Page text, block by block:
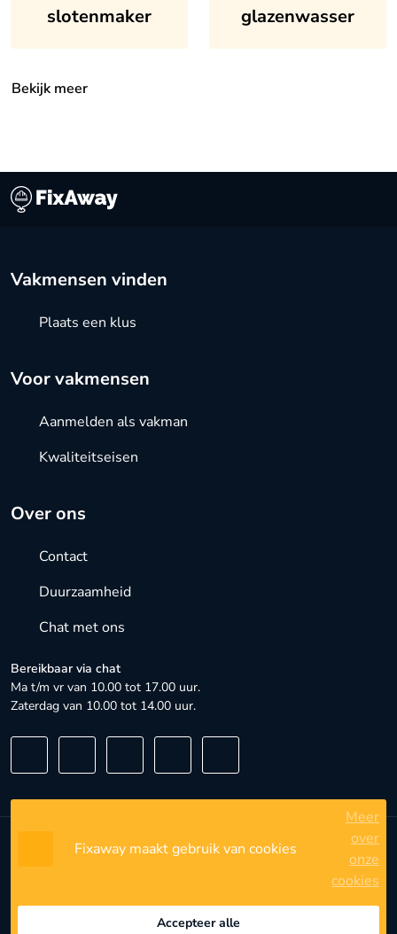
slotenmaker glazenwasser
Bekijk meer
Over ons
Contact
Duurzaamheid
Chat met ons
Bereikbaar via chat
Ma t/m vr van 10.00 tot 17.00 uur.
Zaterdag van 10.00 tot 14.00 uur.
Vakmensen vinden
Plaats een klus
Voor vakmensen
Aanmelden als vakman
Kwaliteitseisen
Algemene voorwaarden
Privacyinstellingen
Fixaway maakt gebruik van cookies
Meer
over
onze
cookies
Accepteer alle